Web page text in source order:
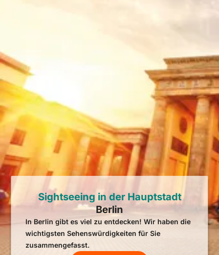
Sightseeing in der Hauptstadt
Berlin
In Berlin gibt es viel zu entdecken! Wir haben die
wichtigsten Sehenswürdigkeiten für Sie
zusammengefasst.